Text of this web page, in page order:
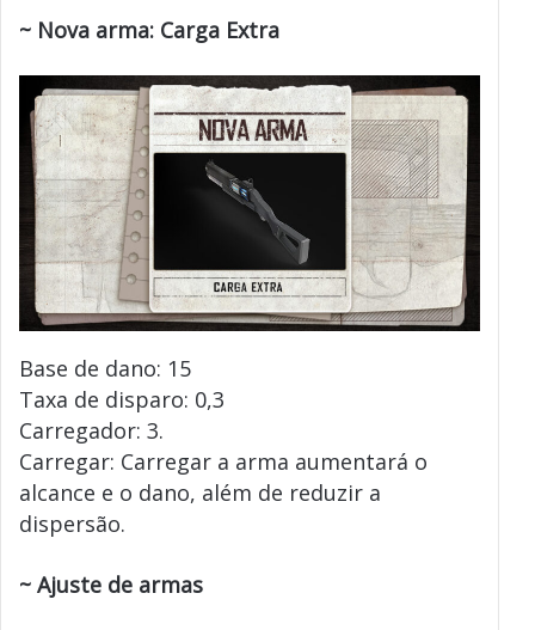
~ Nova arma: Carga Extra
Base de dano: 15
Taxa de disparo: 0,3
Carregador: 3.
Carregar: Carregar a arma aumentará o
alcance e o dano, além de reduzir a
dispersão.
~ Ajuste de armas